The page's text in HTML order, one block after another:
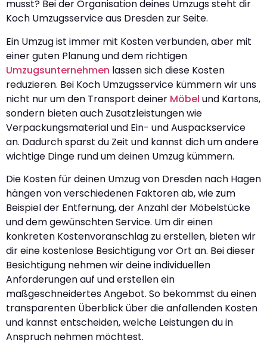
musst? Bei der Organisation deines Umzugs steht dir
Koch Umzugsservice aus Dresden zur Seite.
Ein Umzug ist immer mit Kosten verbunden, aber mit
einer guten Planung und dem richtigen
Umzugsunternehmen lassen sich diese Kosten
reduzieren. Bei Koch Umzugsservice kümmern wir uns
nicht nur um den Transport deiner Möbel und Kartons,
sondern bieten auch Zusatzleistungen wie
Verpackungsmaterial und Ein- und Auspackservice
an. Dadurch sparst du Zeit und kannst dich um andere
wichtige Dinge rund um deinen Umzug kümmern.
Die Kosten für deinen Umzug von Dresden nach Hagen
hängen von verschiedenen Faktoren ab, wie zum
Beispiel der Entfernung, der Anzahl der Möbelstücke
und dem gewünschten Service. Um dir einen
konkreten Kostenvoranschlag zu erstellen, bieten wir
dir eine kostenlose Besichtigung vor Ort an. Bei dieser
Besichtigung nehmen wir deine individuellen
Anforderungen auf und erstellen ein
maßgeschneidertes Angebot. So bekommst du einen
transparenten Überblick über die anfallenden Kosten
und kannst entscheiden, welche Leistungen du in
Anspruch nehmen möchtest.